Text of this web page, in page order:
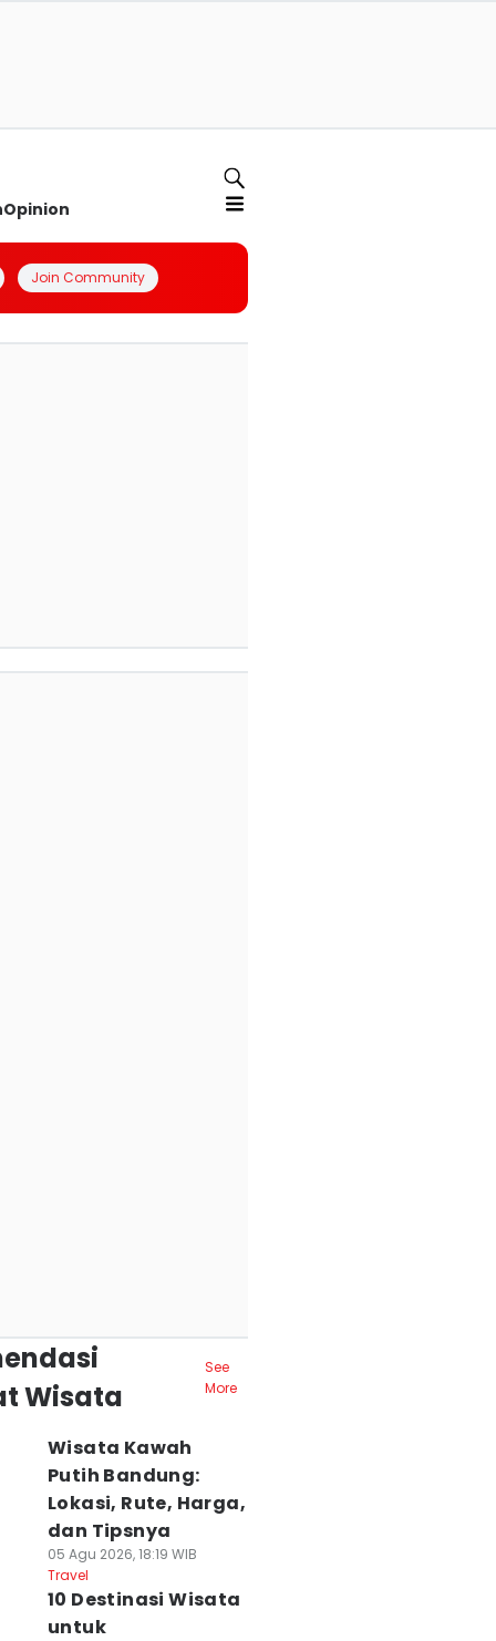
Opinion
Join Community
Wisata
See
More
Wisata Kawah
Putih Bandung:
Lokasi, Rute, Harga,
dan Tipsnya
05 Agu 2026, 18:19 WIB
Travel
10 Destinasi Wisata
untuk